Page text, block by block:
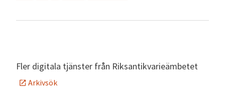
Fler digitala tjänster från Riksantikvarieämbetet
Arkivsök